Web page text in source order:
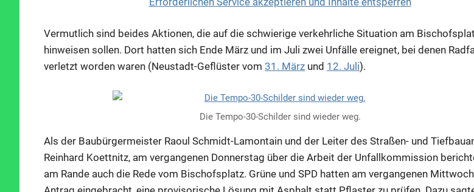
Vermutlich sind beides Aktionen, die auf die schwierige verkehrliche Situation am
hinweisen sollen. Dort hatten sich Ende März und im Juli zwei Unfälle ereignet, bei denen
verletzt worden waren (Neustadt-Geflüster vom 31. März und 12. Juli).
Die Tempo-30-Schilder sind wieder weg.
Als der Baubürgermeister Raoul Schmidt-Lamontain und der Leiter des Straßen- und
Reinhard Koettnitz, am vergangenen Donnerstag über die Arbeit der Unfallkommission
am Rande auch die Rede vom Bischofsplatz. Grüne und SPD hatten am vergangenen